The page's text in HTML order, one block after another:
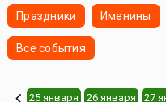
Праздники Именины
Все события
25 января 26 января 27